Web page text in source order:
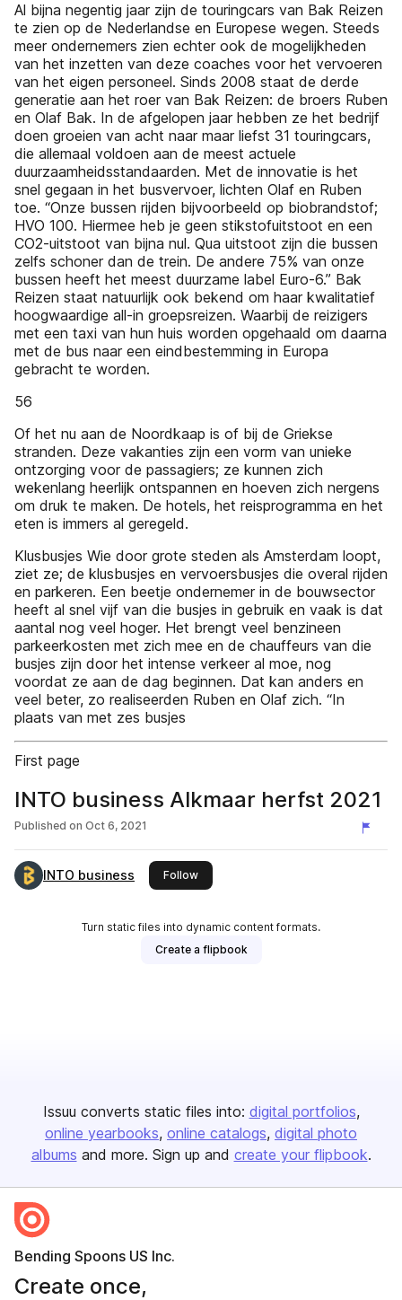
Al bijna negentig jaar zijn de touringcars van Bak Reizen
te zien op de Nederlandse en Europese wegen. Steeds
meer ondernemers zien echter ook de mogelijkheden
van het inzetten van deze coaches voor het vervoeren
van het eigen personeel. Sinds 2008 staat de derde
generatie aan het roer van Bak Reizen: de broers Ruben
en Olaf Bak. In de afgelopen jaar hebben ze het bedrijf
doen groeien van acht naar maar liefst 31 touringcars,
die allemaal voldoen aan de meest actuele
duurzaamheidsstandaarden. Met de innovatie is het
snel gegaan in het busvervoer, lichten Olaf en Ruben
toe. “Onze bussen rijden bijvoorbeeld op biobrandstof;
HVO 100. Hiermee heb je geen stikstofuitstoot en een
CO2-uitstoot van bijna nul. Qua uitstoot zijn die bussen
zelfs schoner dan de trein. De andere 75% van onze
bussen heeft het meest duurzame label Euro-6.’’ Bak
Reizen staat natuurlijk ook bekend om haar kwalitatief
hoogwaardige all-in groepsreizen. Waarbij de reizigers
met een taxi van hun huis worden opgehaald om daarna
met de bus naar een eindbestemming in Europa
gebracht te worden.
56
Of het nu aan de Noordkaap is of bij de Griekse
stranden. Deze vakanties zijn een vorm van unieke
ontzorging voor de passagiers; ze kunnen zich
wekenlang heerlijk ontspannen en hoeven zich nergens
om druk te maken. De hotels, het reisprogramma en het
eten is immers al geregeld.
Klusbusjes Wie door grote steden als Amsterdam loopt,
ziet ze; de klusbusjes en vervoersbusjes die overal rijden
en parkeren. Een beetje ondernemer in de bouwsector
heeft al snel vijf van die busjes in gebruik en vaak is dat
aantal nog veel hoger. Het brengt veel benzineen
parkeerkosten met zich mee en de chauffeurs van die
busjes zijn door het intense verkeer al moe, nog
voordat ze aan de dag beginnen. Dat kan anders en
veel beter, zo realiseerden Ruben en Olaf zich. “In
plaats van met zes busjes
First page
INTO business Alkmaar herfst 2021
Published on Oct 6, 2021
INTO business Followthis publisher
Turn static files into dynamic content formats.
Create a flipbook
Issuu converts static files into: digital portfolios
online yearbooks online catalogs digital photo
albums and more. Sign up and create your flipbook.
Bending Spoons US Inc.
Create once,